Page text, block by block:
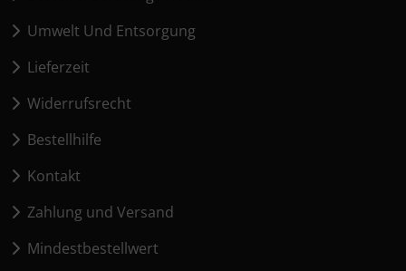
Umwelt Und Entsorgung
Lieferzeit
Widerrufsrecht
Bestellhilfe
Kontakt
Zahlung und Versand
Mindestbestellwert